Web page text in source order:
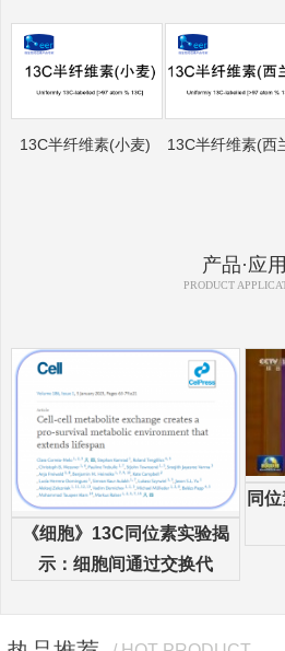
13C半纤维素(小麦) 13C半纤维素(西
产品·应用
PRODUCT
《细胞》13C同位素实验揭
示：细胞间通过交换代
同